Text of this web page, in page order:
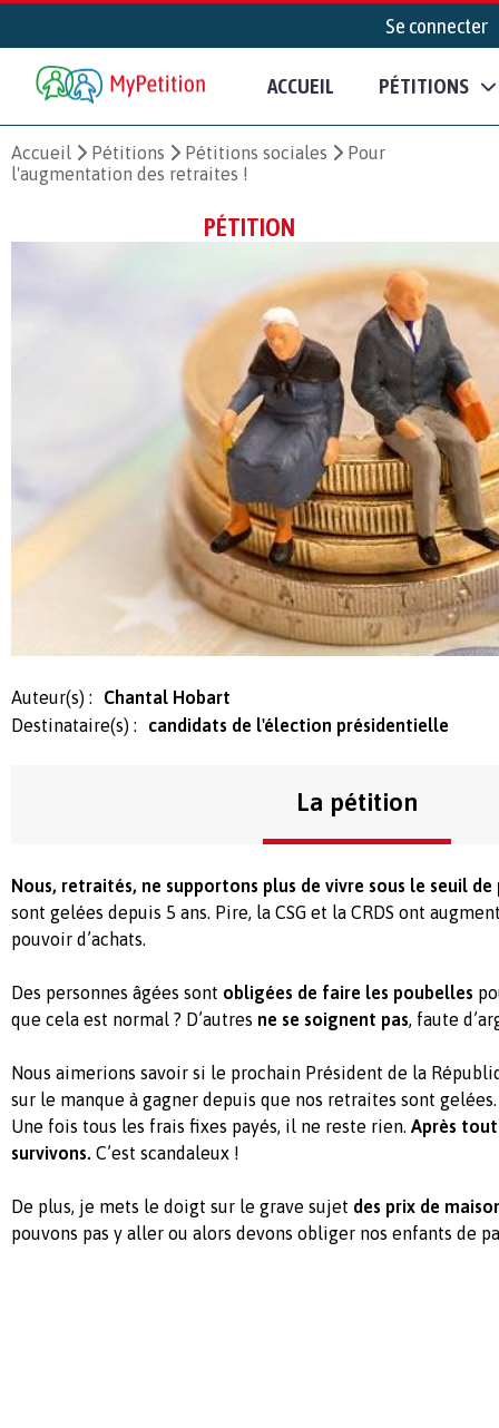
Se connecter
ACCUEIL PÉTITIONS
Accueil Pétitions Pétitions sociales
Pour
l'augmentation des retraites !
PÉTITION
Auteur(s) :
Chantal Hobart
Destinataire(s) :
candidats de l'élection présidentielle
La pétition
Nous, retraités, ne supportons plus de vivre sous le seuil de
sont gelées depuis 5 ans. Pire, la CSG et la CRDS ont
pouvoir d’achats.
Des personnes âgées sont obligées de faire les poubelles
que cela est normal ? D’autres ne se soignent pas, faute
Nous aimerions savoir si le prochain Président de la
sur le manque à gagner depuis que nos retraites sont
Une fois tous les frais fixes payés, il ne reste rien. Après
survivons. C’est scandaleux !
De plus, je mets le doigt sur le grave sujet des prix de
pouvons pas y aller ou alors devons obliger nos enfants de